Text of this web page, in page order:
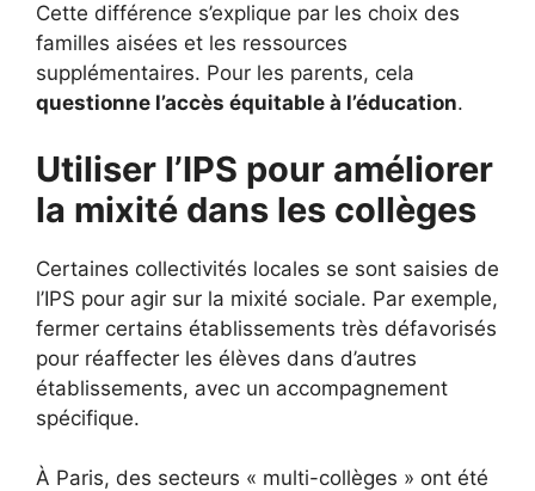
Cette différence s’explique par les choix des
familles aisées et les ressources
supplémentaires. Pour les parents, cela
questionne l’accès équitable à l’éducation.
Utiliser l’IPS pour améliorer
la mixité dans les collèges
Certaines collectivités locales se sont saisies de
l’IPS pour agir sur la mixité sociale. Par exemple,
fermer certains établissements très défavorisés
pour réaffecter les élèves dans d’autres
établissements, avec un accompagnement
spécifique.
À Paris, des secteurs « multi-collèges » ont été